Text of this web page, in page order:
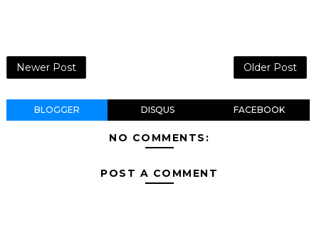
Newer Post Older Post
BLOGGER DISQUS FACEBOOK
NO COMMENTS:
POST A COMMENT